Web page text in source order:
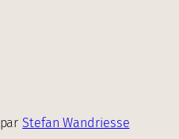
parStefan Wandriesse